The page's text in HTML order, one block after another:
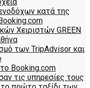
κατά της
Χειριστών GREEN
των TripAdvisor και
Booking.com
τις υπηρεσίες τους